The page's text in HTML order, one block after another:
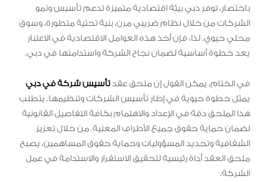
باختصار، توفر دبي بيئة اقتصادية متميزة تدعم تأسيس ونمو
الشركات من خلال نظام ضريبي مرن، بنية تحتية متطورة، وسوق
محلي حيوي. لذا، فإن أخذ هذه العوامل الاقتصادية في الاعتبار
يعد خطوة أساسية لضمان نجاح الشركة واستدامتها في دبي.
في الختام، يمكن القول إن ملحق عقدتأسيس شركة في دبي
يمثل خطوة حيوية في إطار تأسيس الشركات وتنظيمها. يتطلب
هذا الملحق دقة في الإعداد والاهتمام بكافة التفاصيل القانونية
لضمان حماية حقوق جميع الأطراف المعنية. من خلال تعزيز
الشفافية وتحديد المسؤوليات وحماية حقوق المساهمين، يصبح
ملحق العقد أداةً رئيسية لتحقيق الاستقرار والاستدامة في عمل
الشركة.